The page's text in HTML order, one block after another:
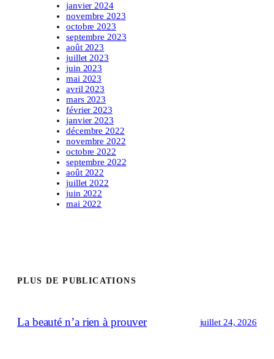
janvier 2024
novembre 2023
octobre 2023
septembre 2023
août 2023
juillet 2023
juin 2023
mai 2023
avril 2023
mars 2023
février 2023
janvier 2023
décembre 2022
novembre 2022
octobre 2022
septembre 2022
août 2022
juillet 2022
juin 2022
mai 2022
PLUS DE PUBLICATIONS
La beauté n’a rien à prouver juillet 24, 2026